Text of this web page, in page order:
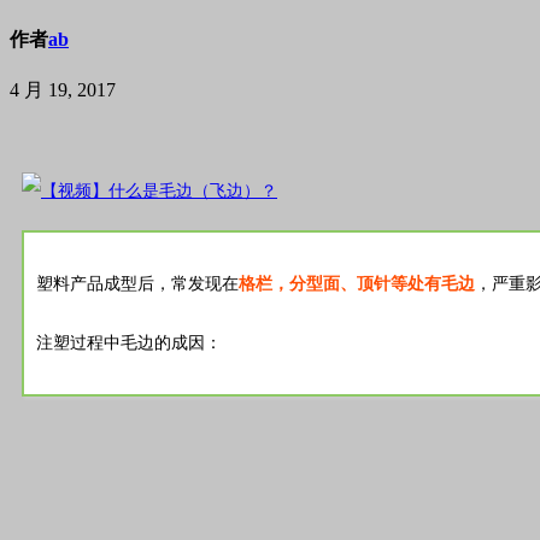
作者ab
4 月 19, 2017
塑料产品成型后，常发现在格栏，分型面、顶针等处有毛边 ，严重
注塑过程中毛边的成因：